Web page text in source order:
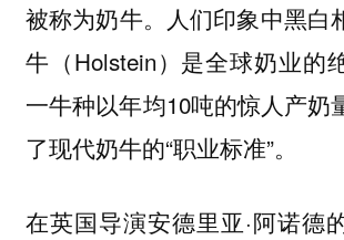
被称为奶牛。人们印象中黑白
牛（Holstein）是全球奶业的
一牛种以年均10吨的惊人产奶
了现代奶牛的“职业标准”。
在英国导演安德里亚·阿诺德